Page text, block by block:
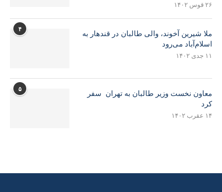
۲۶ قوس ۱۴۰۲
۴
ملا شیرین آخوند، والی طالبان در قندهار به
اسلام‌آباد می‌رود
۱۱ جدی ۱۴۰۲
۵
معاون نخست وزیر طالبان به تهران سفر
کرد
۱۴ عقرب ۱۴۰۲